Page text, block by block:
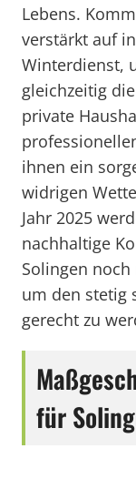
Lebens.
verstärkt auf
Winterdienst,
gleichzeitig
private
ihnen ein
widrigen
Jahr 2025
nachhaltige
Solingen
um den stetig
gerecht zu
für